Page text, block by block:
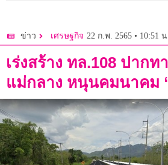
ข่าว เศรษฐกิจ 22 ก.พ. 2565 • 10:51 น.
เร่งสร้าง ทล.108 ปาก
แม่กลาง หนุนคมนาคม